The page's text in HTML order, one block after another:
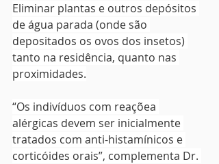
Eliminar plantas e outros depósitos
de água parada (onde são
depositados os ovos dos insetos)
tanto na residência, quanto nas
proximidades.
“Os indivíduos com reaçõea
alérgicas devem ser inicialmente
tratados com anti-histamínicos e
corticóides orais”, complementa Dr.